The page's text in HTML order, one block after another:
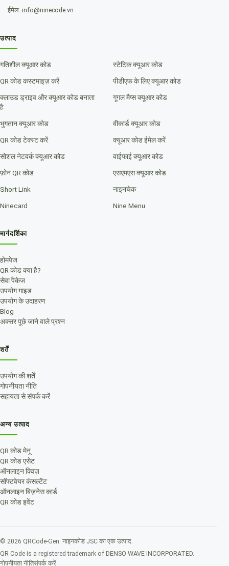
ईमेल: info@ninecode.vn
उत्पाद
गतिशील क्यूआर कोड
स्टेटिक क्यूआर कोड
QR कोड कस्टमाइज़ करें
पीडीएफ के लिए क्यूआर कोड
क्लाउड ड्राइव और क्यूआर कोड बनाता
है
गूगल मैप्स क्यूआर कोड
भुगतान क्यूआर कोड
वीकार्ड क्यूआर कोड
QR कोड टेक्स्ट करें
क्यूआर कोड ईमेल करें
सोशल नेटवर्क क्यूआर कोड
वाईफाई क्यूआर कोड
फ़ोन QR कोड
एसएमएस क्यूआर कोड
Short Link
नाइनचेक
Ninecard
Nine Menu
मार्गदर्शिका
होमपेज
QR कोड क्या है?
सेवा पैकेज
उपयोग गाइड
उपयोग के उदाहरण
Blog
अक्सर पूछे जाने वाले प्रश्न
शर्तें
उपयोग की शर्तें
गोपनीयता नीति
सहायता से संपर्क करें
अन्य उत्पाद
QR कोड मेनू
QR कोड एसेट
ऑनलाइन क्विज़
सॉफ्टवेयर कंसल्टेंट
ऑनलाइन बिज़नेस कार्ड
QR कोड इवेंट
© 2026 QRCode-Gen. नाइनकोड JSC का एक उत्पाद
QR Code is a registered trademark of DENSO WAVE INCORPORATED.
गोपनीयता नीतिसंपर्क करें